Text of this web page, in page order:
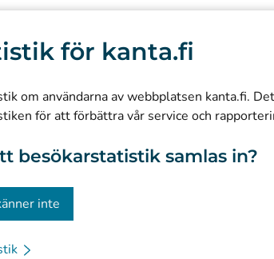
för kanta.fi
om användarna av webbplatsen kanta.fi.
för att förbättra vår service och
besökarstatistik samlas in?
inte
ledning
medier